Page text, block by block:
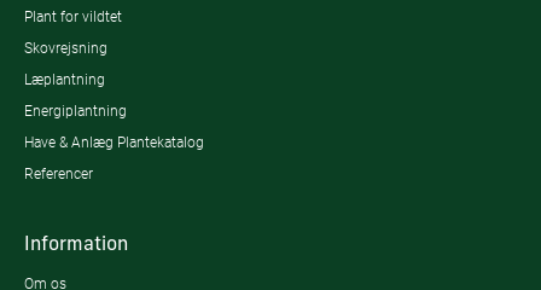
Plant for vildtet
Skovrejsning
Læplantning
Energiplantning
Have & Anlæg Plantekatalog
Referencer
Information
Om os